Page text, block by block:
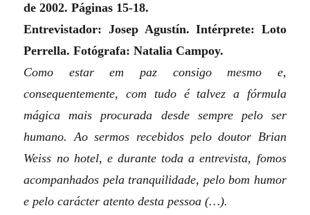
de 2002. Páginas 15-18.
Entrevistador: Josep Agustín. Intérprete: Loto
Perrella. Fotógrafa: Natalia Campoy.
Como estar em paz consigo mesmo e,
consequentemente, com tudo é talvez a fórmula
mágica mais procurada desde sempre pelo ser
humano. Ao sermos recebidos pelo doutor Brian
Weiss no hotel, e durante toda a entrevista, fomos
acompanhados pela tranquilidade, pelo bom humor
e pelo carácter atento desta pessoa (…).